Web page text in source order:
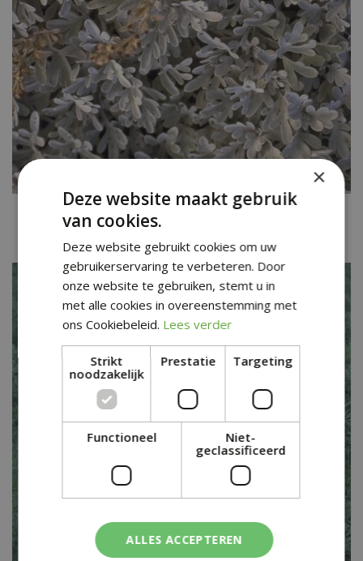
Alsem
Artemisia stelleriana
×
Deze website maakt gebruik
van cookies.
Deze website gebruikt cookies om uw
gebruikerservaring te verbeteren. Door
onze website te gebruiken, stemt u in
met alle cookies in overeenstemming met
ons Cookiebeleid. Lees verder
Strikt
noodzakelijk
Prestatie Targeting
Functioneel
Niet-
geclassificeerd
ALLES ACCEPTEREN